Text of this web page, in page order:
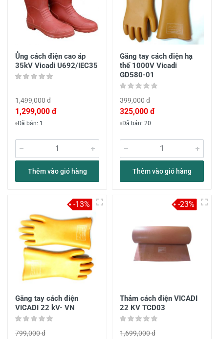
Ủng cách điện cao áp
35kV Vicadi U692/IEC35
1,499,000 đ
1,299,000 đ
Đã bán: 1
Thêm vào giỏ hàng
Găng tay cách điện hạ
thế 1000V Vicadi
GD580-01
399,000 đ
325,000 đ
Đã bán: 20
Thêm vào giỏ hàng
Găng tay cách điện
VICADI 22 kV- VN
799,000 đ
-13%
Thảm cách điện VICADI
22 KV TCD03
1,699,000 đ
-23%